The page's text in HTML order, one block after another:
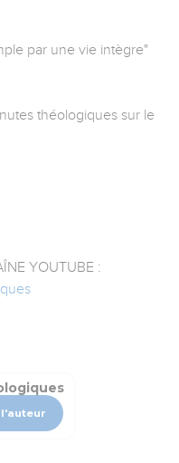
par une vie intègre"
théologiques sur le
YOUTUBE :
l'auteur